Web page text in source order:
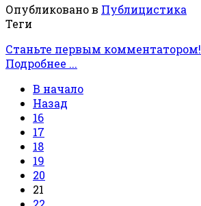
Опубликовано в Публицистика
Теги
Станьте первым комментатором!
Подробнее ...
В начало
Назад
16
17
18
19
20
21